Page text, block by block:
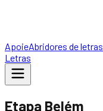
ApoieAbridores de letras
Letras
Etapa Belém